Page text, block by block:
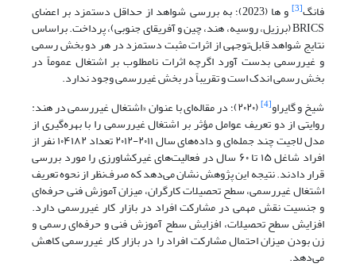
فانگ[3] و ها (2023)؛ به بررسی شواهد از حداقل دستمزد بر اعضای
BRICS (برزیل، روسیه، هند، چین و آفریقای جنوبی)، پرداخت. براساس
نتایج شواهد قابل‌توجهی از اثرات مثبت دستمزد در هر دو بخش رسمی
و غیررسمی بدست آورد اگرچه اثرات نامطلوب بر اشتغال عموماً در
بخش رسمی اندک است و تقریباً در بخش غیررسمی وجود ندارد.
شیخ و گایراو[4] (۲۰۲۰)؛ در مقاله‌ای با عنوان «اشتغال غیررسمی در هند:
روایتی از دو تعریف عوامل مؤثر بر اشتغال غیررسمی را با بهره‌گیری از
مدل لاجیت چند جمله‌ای و داده‌های سال ۲۰۱۱-۲۰۱۲ تعداد ۱۰۴۱۸۲ نفر از
افراد شاغل ۱۵ تا ۶۰ سال در فعالیت‌های غیرکشاورزی را مورد بررسی
قرار دادند. نتیجه این پژوهش نشان می‌دهد که صرف‌نظر از نحوه تعریف
اشتغال غیررسمی، سطح تحصیلات کارگران، میزان آموزش فنی حرفه‌ای
و جنسیت نقش مهمی در مشارکت افراد در بازار کار غیررسمی دارد.
افزایش سطح تحصیلات، افزایش سطح آموزش فنی و حرفه‌ای رسمی و
زن بودن میزان احتمال مشارکت افراد را در بازار کار غیررسمی کاهش
می‌دهد.